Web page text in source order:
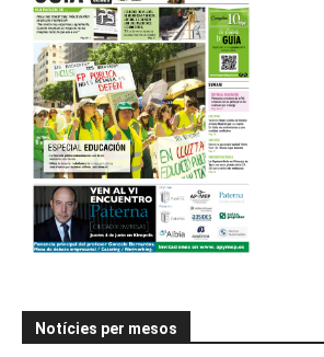
Notícies per mesos